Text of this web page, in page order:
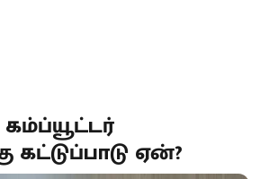
கட்டுப்பாடு ஏன்?